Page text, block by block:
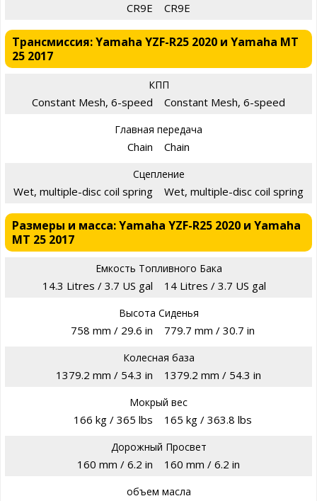
CR9E CR9E
Трансмиссия: Yamaha YZF-R25 2020 и Yamaha MT
25 2017
КПП
Constant Mesh, 6-speed Constant Mesh, 6-speed
Главная передача
Chain Chain
Сцепление
Wet, multiple-disc coil spring Wet, multiple-disc coil spring
Размеры и масса: Yamaha YZF-R25 2020 и Yamaha
MT 25 2017
Емкость Топливного Бака
14.3 Litres / 3.7 US gal 14 Litres / 3.7 US gal
Высота Сиденья
758 mm / 29.6 in 779.7 mm / 30.7 in
Колесная база
1379.2 mm / 54.3 in 1379.2 mm / 54.3 in
Мокрый вес
166 kg / 365 lbs 165 kg / 363.8 lbs
Дорожный Просвет
160 mm / 6.2 in 160 mm / 6.2 in
объем масла